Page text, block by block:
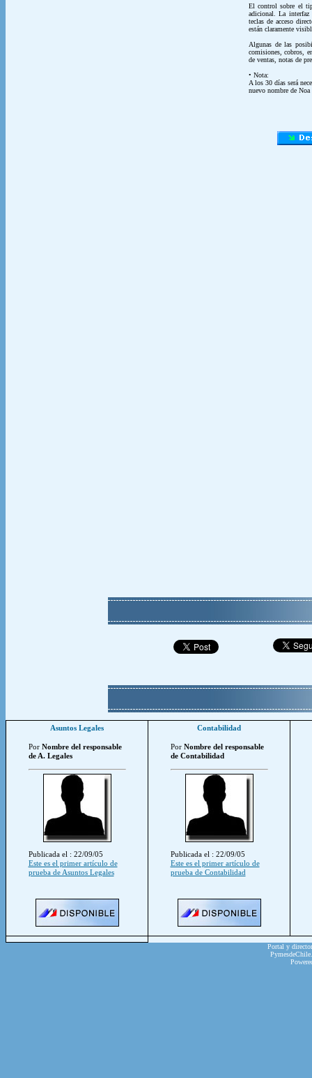
El control sobre el
adicional. La interfaz
teclas de acceso
están claramente
Algunas de las
comisiones, cobros,
de ventas, notas de
• Nota:
A los 30 días será
nuevo nombre de
Asuntos Legales
Por Nombre del responsable
de A. Legales
Publicada el : 22/09/05
Este es el primer artículo de
prueba de Asuntos Legales
Contabilidad
Por Nombre del responsable
de Contabilidad
Publicada el : 22/09/05
Este es el primer artículo de
prueba de Contabilidad
Portal y